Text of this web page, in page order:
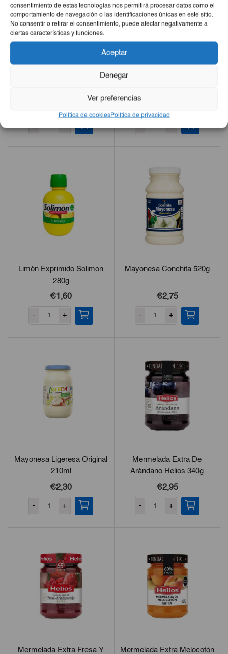
consentimiento de estas tecnologías nos permitirá procesar datos como el
comportamiento de navegación o las identificaciones únicas en este sitio.
No consentir o retirar el consentimiento, puede afectar negativamente a
ciertas características y funciones.
Aceptar
Denegar
Ver preferencias
Política de cookiesPolítica de privacidad
Judías Con Chorizo SE-DA
Lentejas Con Chorizo SE-DA
Limón Exprimido Solimon
280g
€1,60
- +
Mayonesa Conchita 520g
€2,75
- +
Mayonesa Ligeresa Original
210ml
€2,30
- +
Mermelada Extra De
Arándano Helios 340g
€2,95
- +
Mermelada Extra Fresa Y Mermelada Extra Melocotón